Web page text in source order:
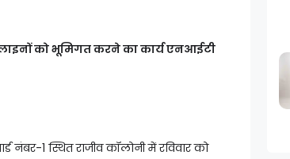
को भूमिगत करने का कार्य एनआईटी
नंबर-1 स्थित राजीव कॉलोनी में रविवार को